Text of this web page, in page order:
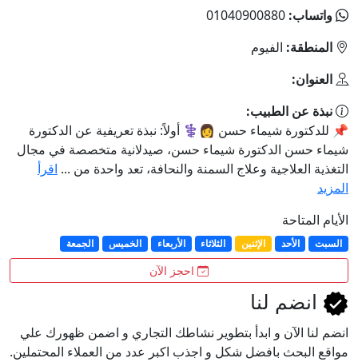
واتساب: 01040900880
المنطقة: الفيوم
العنوان:
نبذة عن الطبيب:
📌 للدكتورة شيماء حسن 👩⚕️ أولاً: نبذة تعريفية عن الدكتورة
شيماء حسن الدكتورة شيماء حسن، صيدلانية متخصصة في مجال
التغذية العلاجية وعلاج السمنة والنحافة، تعد واحدة من ... اقرأ
المزيد
الأيام المتاحة
السبت الأحد الإثنين الثلاثاء الأربعاء الخميس الجمعة
احجز الآن
انضم لنا
انضم لنا اﻵن و ابدأ بتطوير نشاطك التجاري و اضمن ظهورك علي
مواقع البحث بافضل شكل و اجذب اكبر عدد من العملاء المحتملين.